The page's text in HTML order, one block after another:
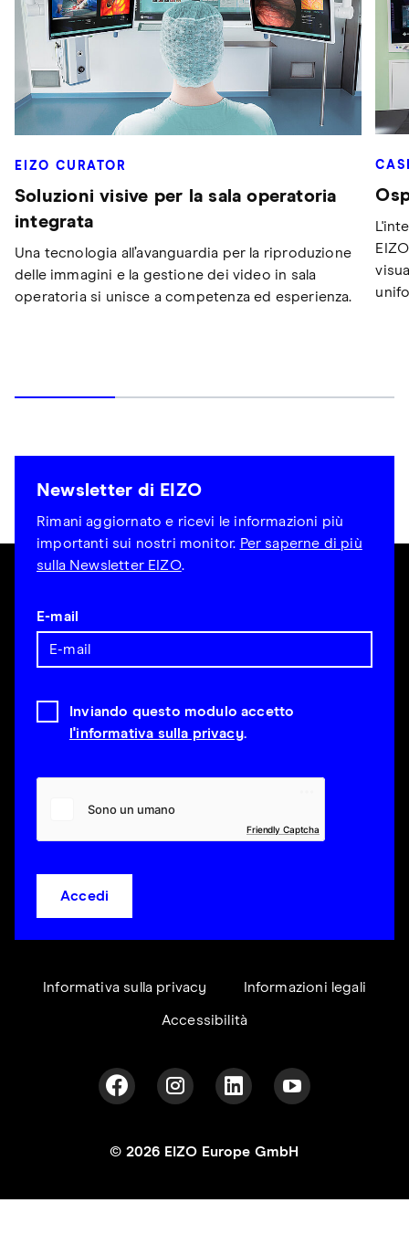
EIZO CURATOR
Soluzioni visive per la sala operatoria
integrata
Una tecnologia all’avanguardia per la riproduzione
delle immagini e la gestione dei video in sala
operatoria si unisce a competenza ed esperienza.
Newsletter di EIZO
Rimani aggiornato e ricevi le informazioni più
importanti sui nostri monitor. Per saperne di più
sulla Newsletter EIZO.
E-mail
Inviando questo modulo accetto
l'informativa sulla privacy.
Friendly Captcha
Accedi
Informativa sulla privacy Informazioni legali
Accessibilità
© 2026 EIZO Europe GmbH